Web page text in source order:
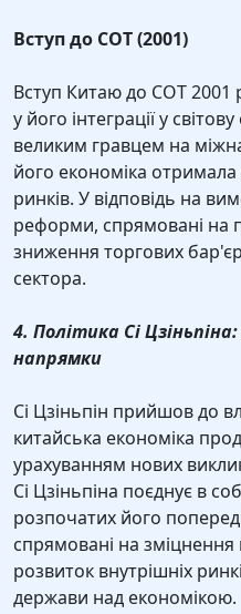
Вступ до СОТ (2001)
Вступ Китаю до СОТ 2001
у його інтеграції у
великим гравцем на
його економіка
ринків. У відповідь на
реформи, спрямовані на
зниження торгових
сектора.
4. Політика Сі
напрямки
Сі Цзіньпін прийшов до
китайська економіка
урахуванням нових
Сі Цзіньпіна поєднує в
розпочатих його
спрямовані на зміцнення
розвиток внутрішніх
держави над економікою.